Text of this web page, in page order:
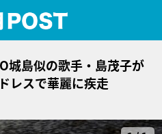
城島似の歌手・島茂子が
レスで華麗に疾走